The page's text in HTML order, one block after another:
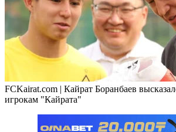
FCKairat.com | Кайрат Боранбаев
игрокам "Кайрата"